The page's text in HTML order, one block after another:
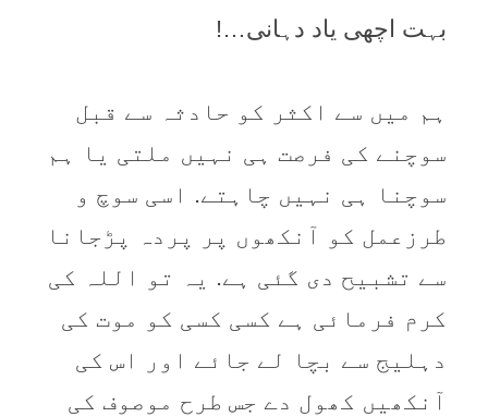
بہت اچھی یاد دہانی…!
ہم میں سے اکثر کو حادثہ سے قبل
سوچنے کی فرصت ہی نہیں ملتی یا ہم
سوچنا ہی نہیں چاہتے. اسی سوچ و
طرزعمل کو آنکھوں پر پردہ پڑجانا
سے تشبیح دی گئی ہے. یہ تو اللہ کی
کرم فرمائی ہے کسی کسی کو موت کی
دہلیج سے بچا لے جائے اور اس کی
آنکھیں کھول دے جس طرح موصوف کی